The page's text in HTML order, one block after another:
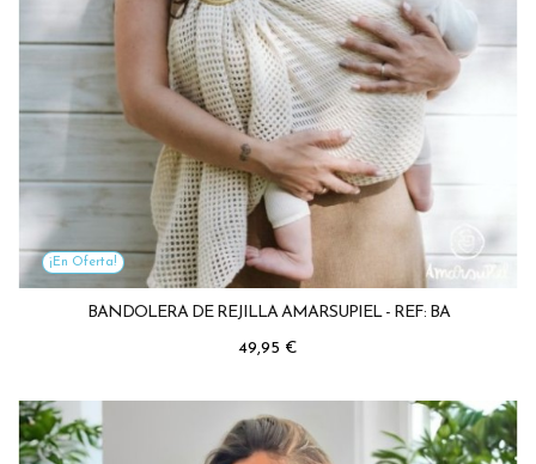
¡En Oferta!
BANDOLERA DE REJILLA AMARSUPIEL - REF: BA
Precio
49,95 €